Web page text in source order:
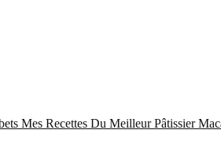
Mes Recettes Du Meilleur Pâtissier